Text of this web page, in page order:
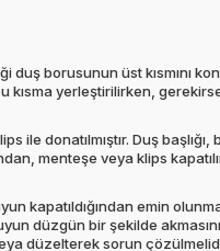
duş borusunun üst kısmını
bu kısma yerleştirilirken,
ile donatılmıştır. Duş
menteşe veya klips
kapatıldığından emin
düzgün bir şekilde
düzelterek sorun